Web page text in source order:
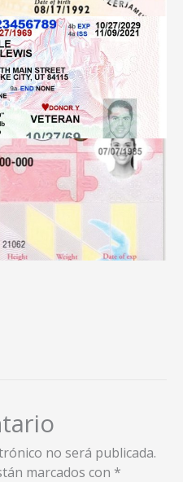
no será publicada.
marcados con *